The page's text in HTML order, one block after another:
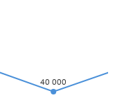
40 000